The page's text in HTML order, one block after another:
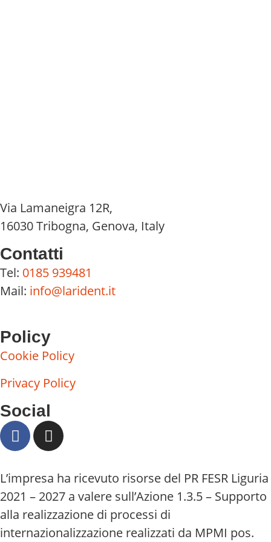
Via Lamaneigra 12R,
16030 Tribogna, Genova, Italy
Contatti
Tel: 0185 939481
Mail: info@larident.it
Policy
Cookie Policy
Privacy Policy
Social
L’impresa ha ricevuto risorse del PR FESR Liguria
2021 – 2027 a valere sull’Azione 1.3.5 – Supporto
alla realizzazione di processi di
internazionalizzazione realizzati da MPMI pos.